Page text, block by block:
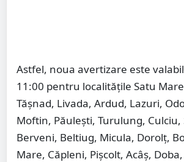
Astfel, noua avertizare este
11:00 pentru localitățile Satu
Tășnad, Livada, Ardud, Lazuri,
Moftin, Păulești, Turulung, Culciu,
Berveni, Beltiug, Micula, Dorolț,
Mare, Căpleni, Pișcolt, Acâș,